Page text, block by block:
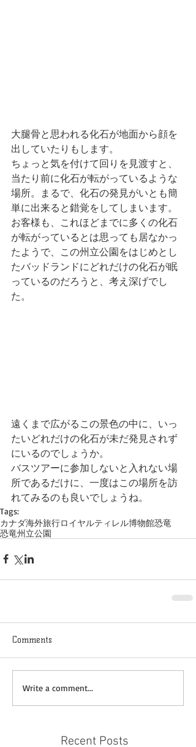
大腿骨と思われる化石が地面から顔を
出していたりもします。
ちょっと気を付けて回りを見渡すと、
当たり前に化石が転がっているような
場所。まるで、化石の発見がいとも簡
単に出来ると錯覚をしてしまいます。
お客様も、これほどまでに多くの化石
が転がっているとは思っても居なかっ
たようで、この州立公園をはじめとし
たバッドランドにどれだけの化石が眠
っているのだろうと、考え深げでし
た。
遠くまで広がるこの景色の中に、いっ
たいどれだけの化石が未だ発見されず
にいるのでしょうか。
バスツアーに参加しないと入れない場
所であるだけに、一度はこの場所を訪
れてみるのも良いでしょうね。
Tags:
カナダ海外旅行ロイヤルティレル博物館恐竜
恐竜州立公園
Comments
Write a comment...
Recent Posts